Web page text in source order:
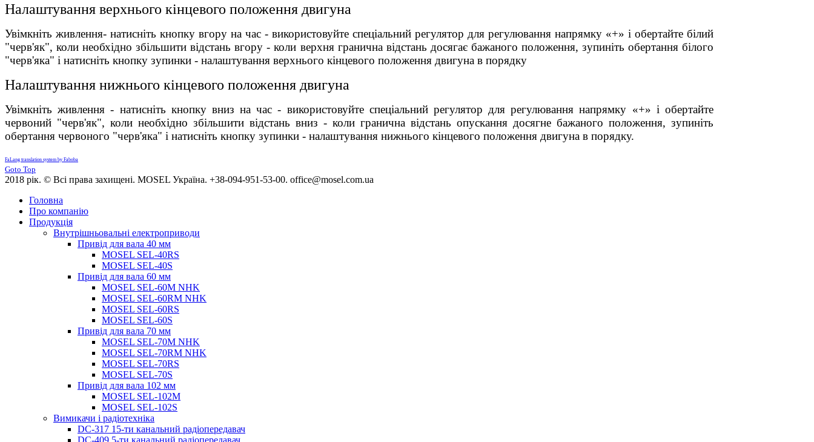
Налаштування верхнього кінцевого положення двигуна
Увімкніть живлення- натисніть кнопку вгору на час - використовуйте спеціальний регулятор для регулювання напрямку «+» і обертайте білий
"черв'як", коли необхідно збільшити відстань вгору - коли верхня гранична відстань досягає бажаного положення, зупиніть обертання білого
"черв'яка" і натисніть кнопку зупинки - налаштування верхнього кінцевого положення двигуна в порядку
Налаштування нижнього кінцевого положення двигуна
Увімкніть живлення - натисніть кнопку вниз на час - використовуйте спеціальний регулятор для регулювання напрямку «+» і обертайте
червоний "черв'як", коли необхідно збільшити відстань вниз - коли гранична відстань опускання досягне бажаного положення, зупиніть
обертання червоного "черв'яка" і натисніть кнопку зупинки - налаштування нижнього кінцевого положення двигуна в порядку.
FaLang translation system by Faboba
Goto Top
2018 рік. © Всі права захищені. MOSEL Україна. +38-094-951-53-00. office@mosel.com.ua
Головна
Про компанію
Продукція
Внутрішньовальні електроприводи
Привід для вала 40 мм
MOSEL SEL-40RS
MOSEL SEL-40S
Привід для вала 60 мм
MOSEL SEL-60M NHK
MOSEL SEL-60RM NHK
MOSEL SEL-60RS
MOSEL SEL-60S
Привід для вала 70 мм
MOSEL SEL-70M NHK
MOSEL SEL-70RM NHK
MOSEL SEL-70RS
MOSEL SEL-70S
Привід для вала 102 мм
MOSEL SEL-102M
MOSEL SEL-102S
Вимикачи і радіотехніка
DC-317 15-ти канальний радіопередавач
DC-409 5-ти канальний радіопередавач